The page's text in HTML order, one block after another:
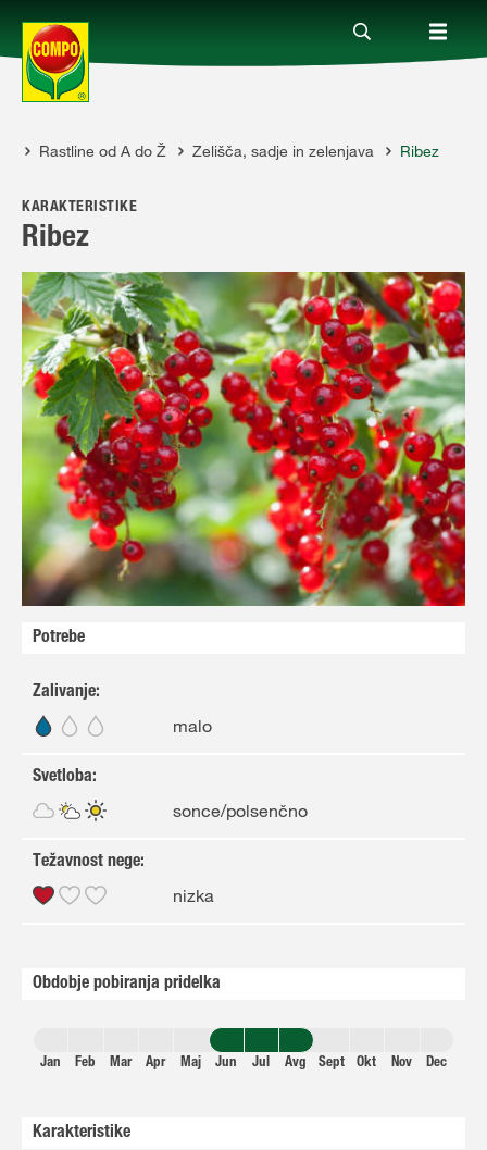
Izdelki
Vodiči
Podjetje
Rastline od A do Ž Zelišča, sadje in zelenjava Ribez
KARAKTERISTIKE
Ribez
Potrebe
Zalivanje:
malo
Svetloba:
sonce/polsenčno
Težavnost nege:
nizka
Obdobje pobiranja pridelka
Jan Feb Mar Apr Maj Jun Jul Avg Sept Okt Nov Dec
Karakteristike